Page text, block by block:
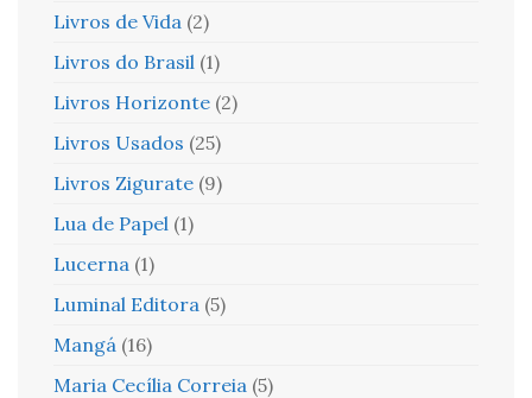
Livros de Vida (2)
Livros do Brasil (1)
Livros Horizonte (2)
Livros Usados (25)
Livros Zigurate (9)
Lua de Papel (1)
Lucerna (1)
Luminal Editora (5)
Mangá (16)
Maria Cecília Correia (5)